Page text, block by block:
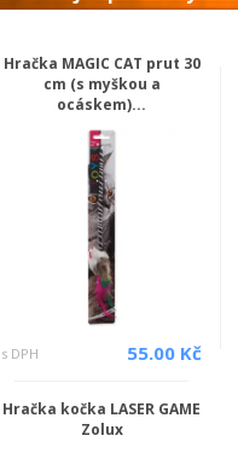
Hračka MAGIC CAT prut 30
cm (s myškou a
ocáskem)...
s DPH 55.00 Kč
Hračka kočka LASER GAME
Zolux